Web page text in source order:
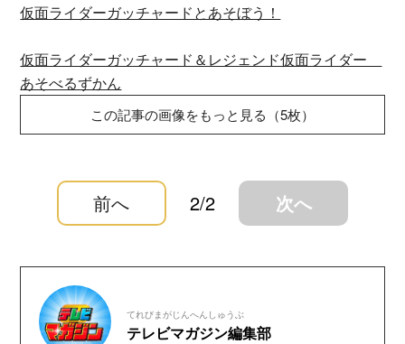
仮面ライダーガッチャードとあそぼう！
仮面ライダーガッチャード＆レジェンド仮面ライダー
あそべるずかん
この記事の画像をもっと見る（5枚）
前へ 2/2 次へ
てれびまがじんへんしゅうぶ
テレビマガジン編集部